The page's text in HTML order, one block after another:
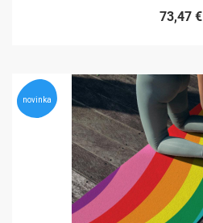
73,47 €
novinka